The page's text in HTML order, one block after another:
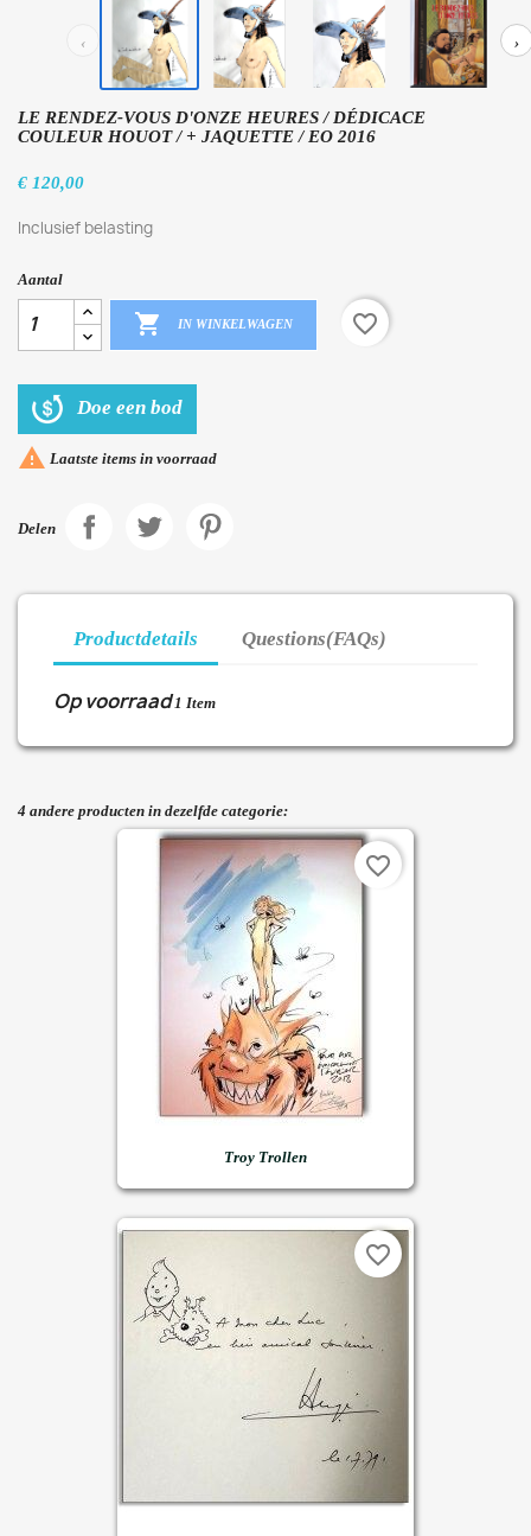
‹ ›
LE RENDEZ-VOUS D'ONZE HEURES / DÉDICACE
COULEUR HOUOT / + JAQUETTE / EO 2016
€ 120,00
Inclusief belasting
Aantal
 IN WINKELWAGEN favorite_border
Doe een bod
 Laatste items in voorraad
Delen
Productdetails Questions(FAQs)
Op voorraad 1 Item
4 andere producten in dezelfde categorie:
Troy Trollen
favorite_border
favorite_border